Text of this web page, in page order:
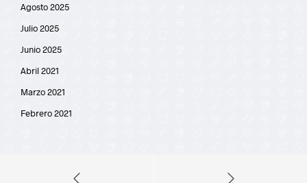
Agosto 2025
Julio 2025
Junio 2025
Abril 2021
Marzo 2021
Febrero 2021